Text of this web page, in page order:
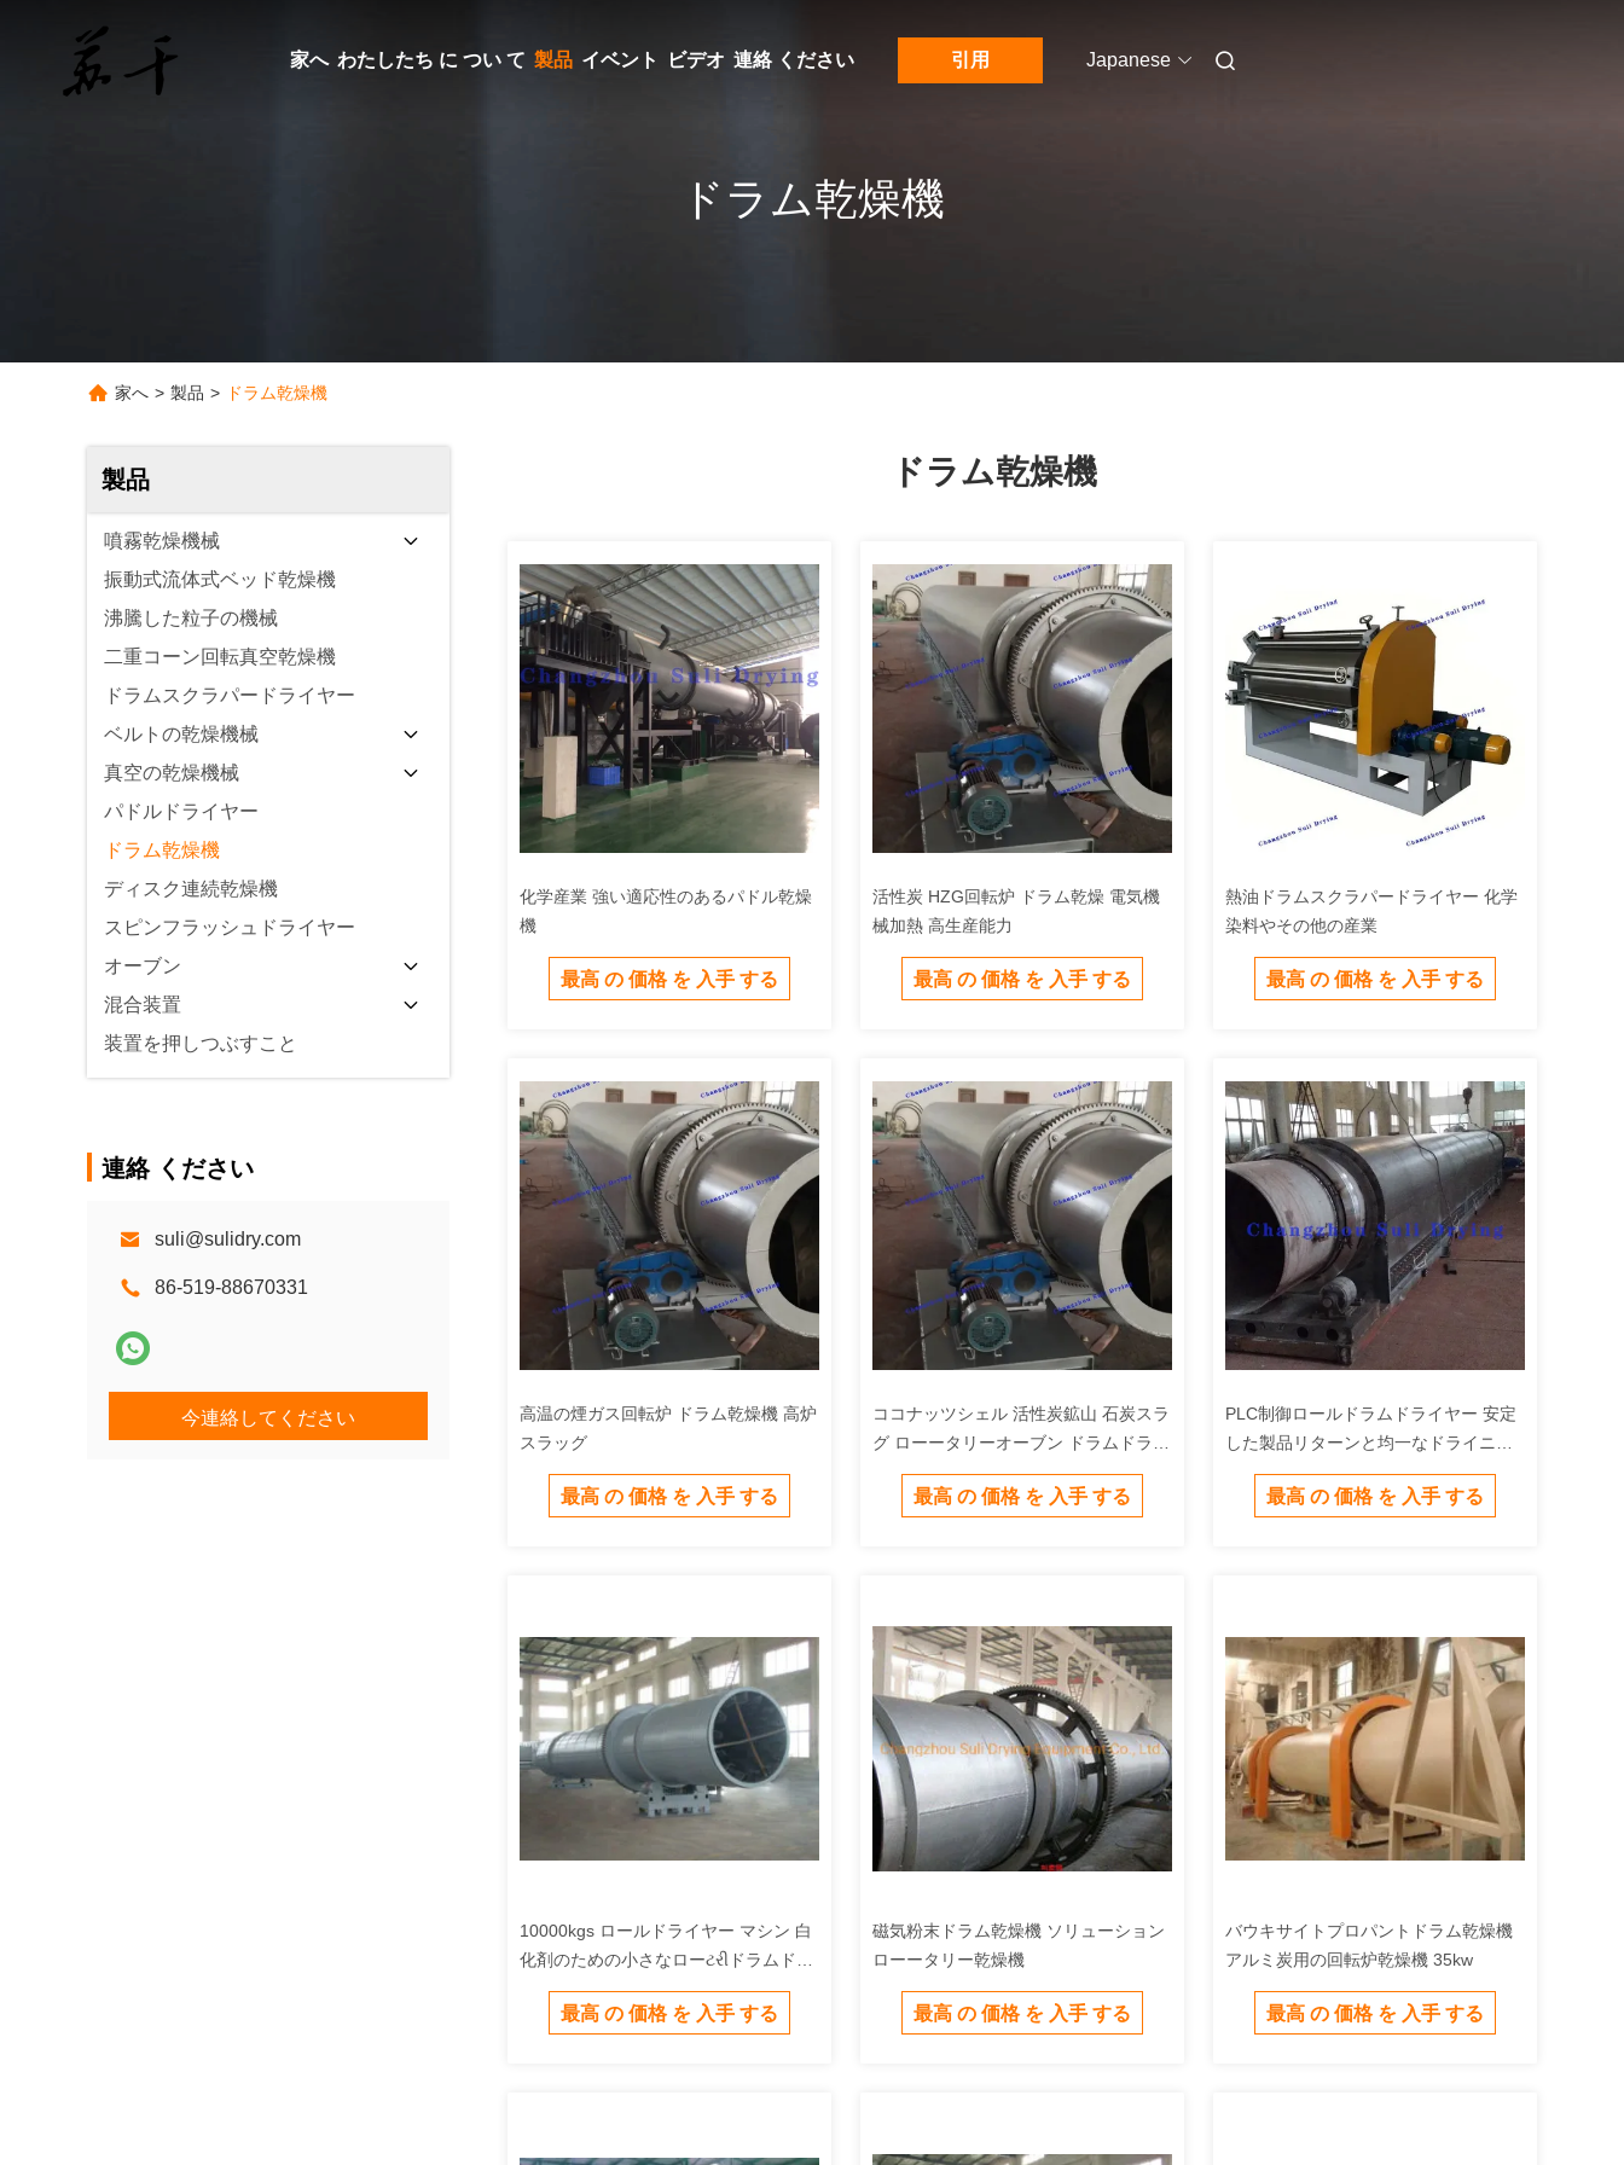
家へ わたしたち に つい て 製品 イベント ビデオ 連絡 ください 引用 Japanese
ドラム乾燥機
家へ > 製品 > ドラム乾燥機
製品
噴霧乾燥機械
振動式流体式ベッド乾燥機
沸騰した粒子の機械
二重コーン回転真空乾燥機
ドラムスクラパードライヤー
ベルトの乾燥機械
真空の乾燥機械
パドルドライヤー
ドラム乾燥機
ディスク連続乾燥機
スピンフラッシュドライヤー
オーブン
混合装置
装置を押しつぶすこと
連絡 ください
suli@sulidry.com
86-519-88670331
今連絡してください
ドラム乾燥機
化学産業 強い適応性のあるパドル乾燥
機
最高 の 価格 を 入手 する
活性炭 HZG回転炉 ドラム乾燥 電気機
械加熱 高生産能力
最高 の 価格 を 入手 する
熱油ドラムスクラパードライヤー 化学
染料やその他の産業
最高 の 価格 を 入手 する
高温の煙ガス回転炉 ドラム乾燥機 高炉
スラッグ
最高 の 価格 を 入手 する
ココナッツシェル 活性炭鉱山 石炭スラ
グ ローータリーオーブン ドラムドライ
ヤー 蒸気
最高 の 価格 を 入手 する
PLC制御ロールドラムドライヤー 安定
した製品リターンと均一なドライニン
グを達成
最高 の 価格 を 入手 する
10000kgs ロールドライヤー マシン 白
化剤のための小さなローટરીドラムドラ
イヤー
最高 の 価格 を 入手 する
磁気粉末ドラム乾燥機 ソリューション
ローータリー乾燥機
最高 の 価格 を 入手 する
バウキサイトプロパントドラム乾燥機
アルミ炭用の回転炉乾燥機 35kw
最高 の 価格 を 入手 する